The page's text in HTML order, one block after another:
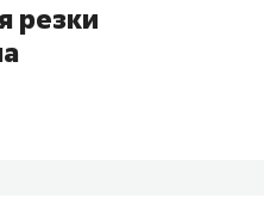
резки